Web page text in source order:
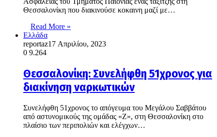
Θεσσαλονίκη που διακινούσε κοκαινη μαζί με…
Read More »
Ελλάδα
reportaz17 Απριλίου, 2023
0 9.264
Θεσσαλονίκη: Συνελήφθη 51χρονος για
διακίνηση ναρκωτικών
Συνελήφθη 51χρονος το απόγευμα του Μεγάλου Σαββάτου
από αστυνομικούς της ομάδας «Ζ», στη Θεσσαλονίκη στο
πλαίσιο των περιπολιών και ελέγχων…